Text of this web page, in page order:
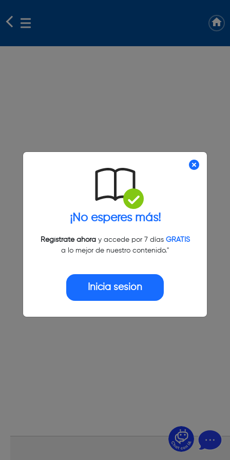
¡No esperes más!
Regístrate ahoray accede por 7 días GRATIS
a lo mejor de nuestro contenido."
Inicia sesión